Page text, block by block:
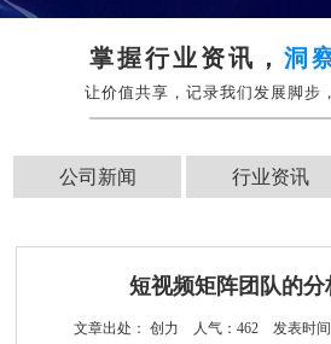
掌握行业资讯，洞
让价值共享，记录我们发展脚步
公司新闻 行业资讯
短视频矩阵团队的分
文章出处： 创力 人气： 462 发表时